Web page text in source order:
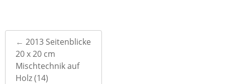
Post
navigation
← 2013 Seitenblicke
20 x 20 cm
Mischtechnik auf
Holz (14)